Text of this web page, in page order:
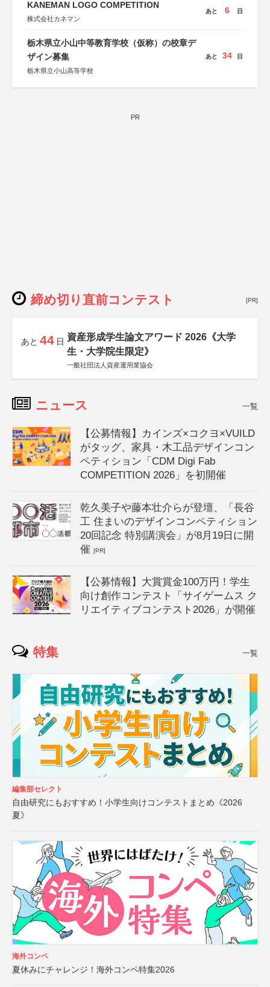
KANEMAN LOGO COMPETITION
株式会社カネマン
あと 6 日
栃木県立小山中等教育学校（仮称）の校章デ
ザイン募集
栃木県立小山高等学校
あと 34 日
PR
締め切り直前コンテスト [PR]
あと 44 日 資産形成学生論文アワード 2026《大学
生・大学院生限定》
一般社団法人資産運用業協会
ニュース 一覧
【公募情報】カインズ×コクヨ×VUILD
がタッグ、家具・木工品デザインコン
ペティション「CDM Digi Fab
COMPETITION 2026」を初開催
乾久美子や藤本壮介らが登壇、「長谷
工 住まいのデザインコンペティション
20回記念 特別講演会」が8月19日に開
催[PR]
【公募情報】大賞賞金100万円！学生
向け創作コンテスト「サイゲームス ク
リエイティブコンテスト2026」が開催
特集 一覧
編集部セレクト
自由研究にもおすすめ！小学生向けコンテストまとめ《2026
夏》
海外コンペ
夏休みにチャレンジ！海外コンペ特集2026